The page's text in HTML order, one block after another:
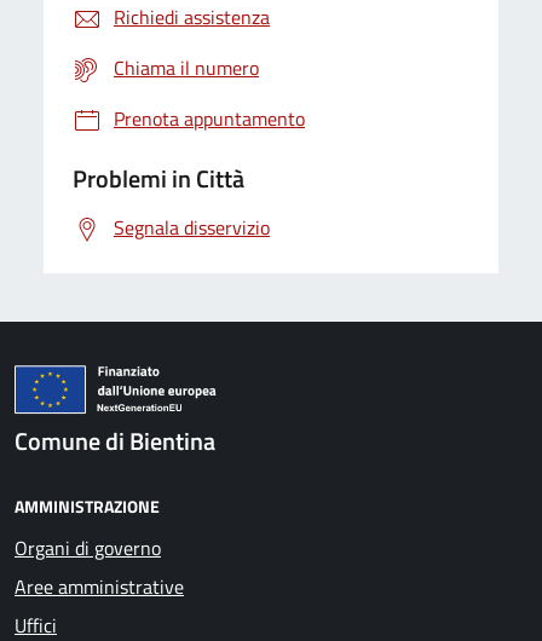
Richiedi assistenza
Chiama il numero
Prenota appuntamento
Problemi in Città
Segnala disservizio
Comune di Bientina
AMMINISTRAZIONE
Organi di governo
Aree amministrative
Uffici